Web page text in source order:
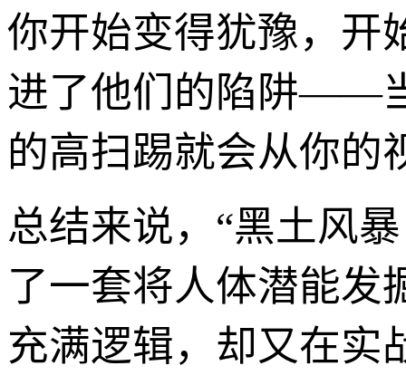
你开始变得犹豫，开
进了他们的陷阱——
的高扫踢就会从你的
总结来说，“黑土风
了一套将人体潜能发
充满逻辑，却又在实